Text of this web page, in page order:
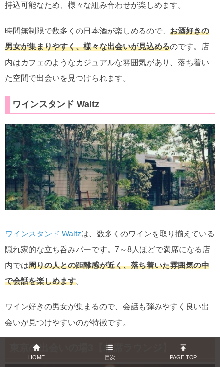
持込可能なため、様々な組み合わせが楽しめます。
時間無制限で数多くの日本酒が楽しめるので、 お酒好きの
男女が集まりやすく、様々な出会いが見込めるのです。店
内はカフェのようなカジュアルな雰囲気があり、落ち着い
た空間で出会いを見つけられます。
ワインスタンド Waltz
ワインスタンド Waltzは、数多くのワインを取り揃えている
隠れ家的な立ち呑みバーです。7～8人ほどで満席になる店
内では周りの人との距離感が近く、落ち着いた雰囲気の中
で会話を楽しめます。
ワイン好きの男女が集まるので、会話も弾みやすく良い出
会いが見つけやすいのが特徴です。
東京の出会いの場3【相席ラウンジ】
HOME 目次 PAGE TOP